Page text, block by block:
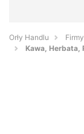
Orły Handlu
Kawa, Herbata,